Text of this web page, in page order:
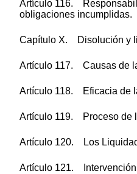
Artículo 116.
obligaciones incumplidas.
Capítulo X. Disolución y
Artículo 117. Causas de
Artículo 118. Eficacia de
Artículo 119. Proceso de
Artículo 120. Los
Artículo 121.